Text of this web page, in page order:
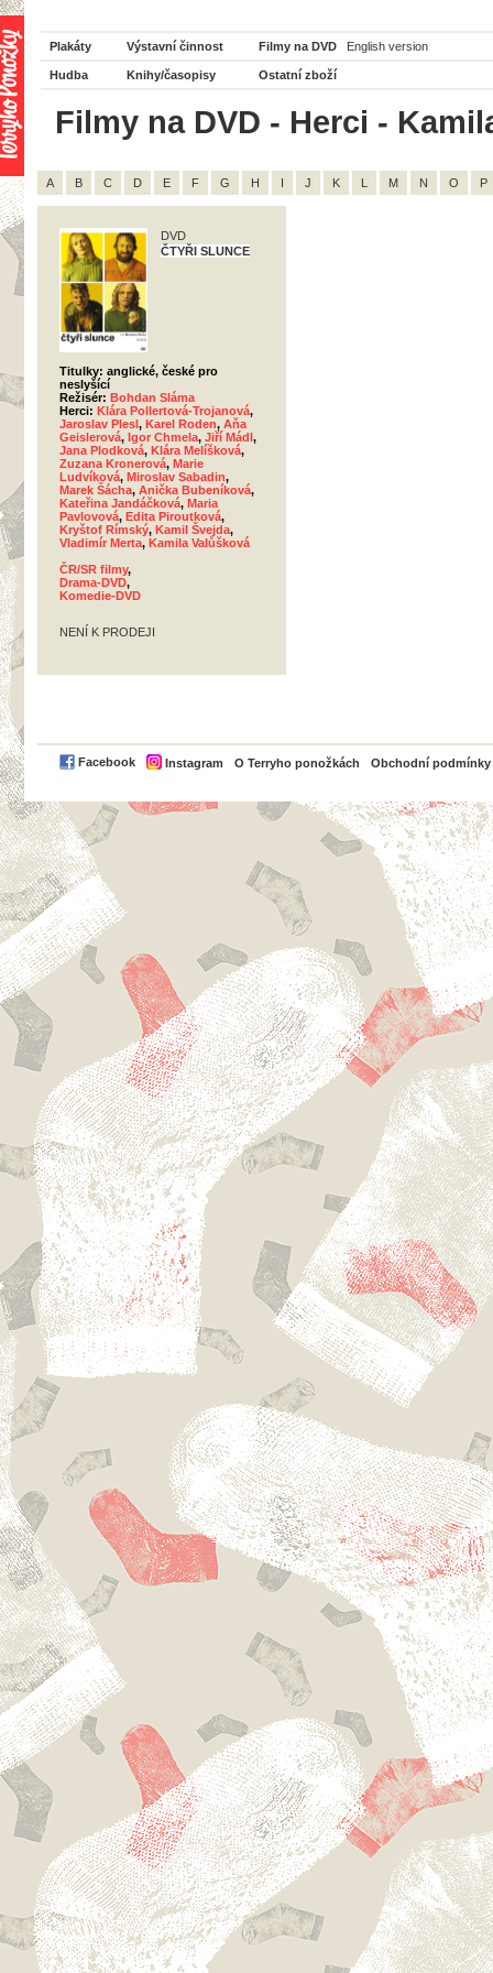
Plakáty Výstavní činnost Filmy na DVD English version
Hudba Knihy/časopisy Ostatní zboží
Filmy na DVD - Herci -
A B C D E F G H I J K L M N O P
DVD
ČTYŘI SLUNCE
Titulky: anglické, české pro
neslyšící
Režisér: Bohdan Sláma
Herci: Klára Pollertová-Trojanová,
Jaroslav Plesl, Karel Roden, Aňa
Geislerová, Igor Chmela, Jiří Mádl,
Jana Plodková, Klára Melíšková,
Zuzana Kronerová, Marie
Ludvíková, Miroslav Sabadin,
Marek Šácha, Anička Bubeníková,
Kateřina Jandáčková, Maria
Pavlovová, Edita Piroutková,
Kryštof Rímský, Kamil Švejda,
Vladimír Merta, Kamila Valůšková
ČR/SR filmy,
Drama-DVD,
Komedie-DVD
NENÍ K PRODEJI
Facebook Instagram O Terryho ponožkách Obchodní podmínky
PayPal